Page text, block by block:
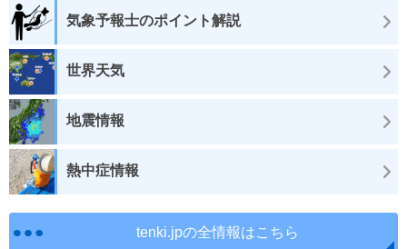
気象予報士のポイント解説
世界天気
地震情報
熱中症情報
tenki.jpの全情報はこちら